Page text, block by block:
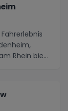
Rhein bie...